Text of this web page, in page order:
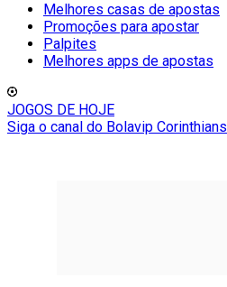
Melhores casas de apostas
Promoções para apostar
Palpites
Melhores apps de apostas
JOGOS DE HOJE
Siga o canal do Bolavip Corinthians